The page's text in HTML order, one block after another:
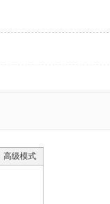
高级模式